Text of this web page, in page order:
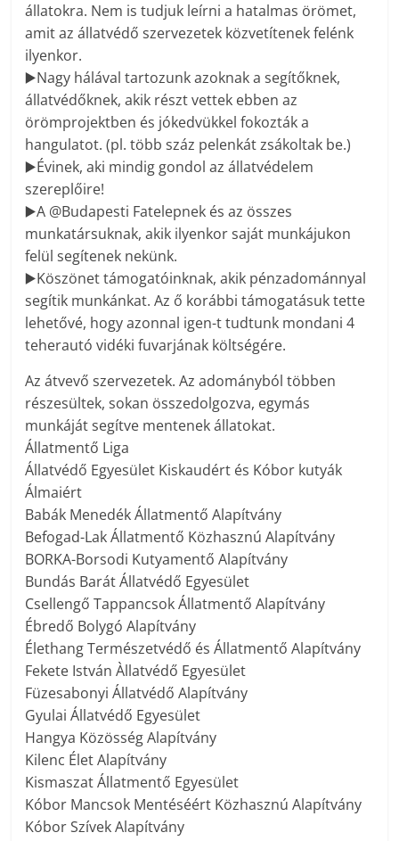
állatokra. Nem is tudjuk leírni a hatalmas örömet,
amit az állatvédő szervezetek közvetítenek felénk
ilyenkor.
▶️Nagy hálával tartozunk azoknak a segítőknek,
állatvédőknek, akik részt vettek ebben az
örömprojektben és jókedvükkel fokozták a
hangulatot. (pl. több száz pelenkát zsákoltak be.)
▶️Évinek, aki mindig gondol az állatvédelem
szereplőire!
▶️A @Budapesti Fatelepnek és az összes
munkatársuknak, akik ilyenkor saját munkájukon
felül segítenek nekünk.
▶️Köszönet támogatóinknak, akik pénzadománnyal
segítik munkánkat. Az ő korábbi támogatásuk tette
lehetővé, hogy azonnal igen-t tudtunk mondani 4
teherautó vidéki fuvarjának költségére.
Az átvevő szervezetek. Az adományból többen
részesültek, sokan összedolgozva, egymás
munkáját segítve mentenek állatokat.
Állatmentő Liga
Állatvédő Egyesület Kiskaudért és Kóbor kutyák
Álmaiért
Babák Menedék Állatmentő Alapítvány
Befogad-Lak Állatmentő Közhasznú Alapítvány
BORKA-Borsodi Kutyamentő Alapítvány
Bundás Barát Állatvédő Egyesület
Csellengő Tappancsok Állatmentő Alapítvány
Ébredő Bolygó Alapítvány
Élethang Természetvédő és Állatmentő Alapítvány
Fekete István Àllatvédő Egyesület
Füzesabonyi Állatvédő Alapítvány
Gyulai Állatvédő Egyesület
Hangya Közösség Alapítvány
Kilenc Élet Alapítvány
Kismaszat Állatmentő Egyesület
Kóbor Mancsok Mentéséért Közhasznú Alapítvány
Kóbor Szívek Alapítvány